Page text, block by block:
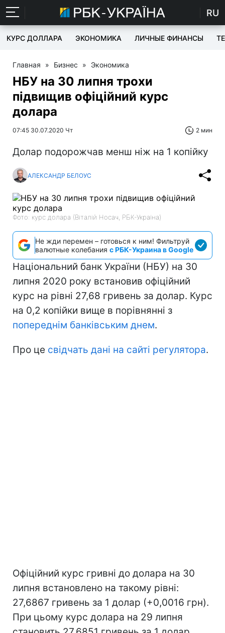
RU
КУРС ДОЛЛАРА ЭКОНОМИКА ЛИЧНЫЕ ФИНАНСЫ
Главная » Бизнес » Экономика
НБУ на 30 липня трохи
підвищив офіційний курс
долара
07:45 30.07.2020 Чт 2 мин
Долар подорожчав менш ніж на 1 копійку
АЛЕКСАНДР БЕЛОУС
Фото: курс долара (Віталій Носач, РБК-Україна)
Не жди перемен – готовься к ним! Фильтруй
валютные колебания с РБК-Украина в Google
Національний банк України (НБУ) на 30
липня 2020 року встановив офіційний
курс на рівні 27,68 гривень за долар. Курс
на 0,2 копійки вище в порівнянні з
попереднім банківським днем.
Про це свідчать дані на сайті регулятора.
Офіційний курс гривні до долара на 30
липня встановлено на такому рівні:
27,6867 гривень за 1 долар (+0,0016 грн).
При цьому курс долара на 29 липня